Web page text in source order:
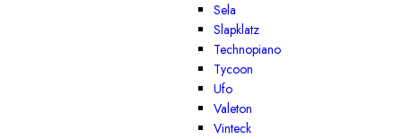
Sela
Slapklatz
Technopiano
Tycoon
Ufo
Valeton
Vinteck